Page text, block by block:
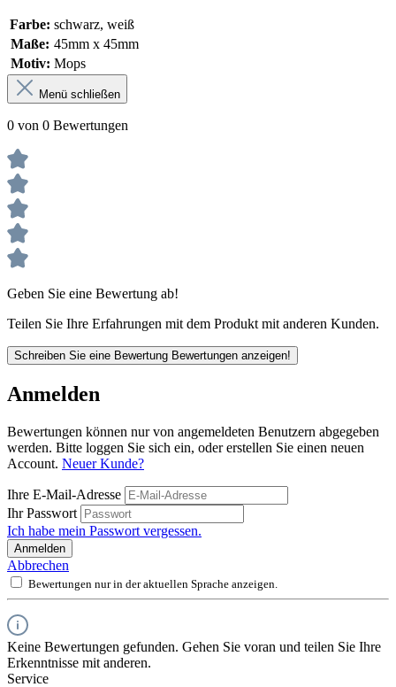
Farbe: schwarz, weiß
Maße: 45mm x 45mm
Motiv: Mops
Menü schließen
0 von 0 Bewertungen
Geben Sie eine Bewertung ab!
Teilen Sie Ihre Erfahrungen mit dem Produkt mit anderen Kunden.
Schreiben Sie eine Bewertung Bewertungen anzeigen!
Anmelden
Bewertungen können nur von angemeldeten Benutzern abgegeben
werden. Bitte loggen Sie sich ein, oder erstellen Sie einen neuen
Account. Neuer Kunde?
Ihre E-Mail-Adresse
Ihr Passwort
Ich habe mein Passwort vergessen.
Anmelden
Abbrechen
Bewertungen nur in der aktuellen Sprache anzeigen.
Keine Bewertungen gefunden. Gehen Sie voran und teilen Sie Ihre
Erkenntnisse mit anderen.
Service